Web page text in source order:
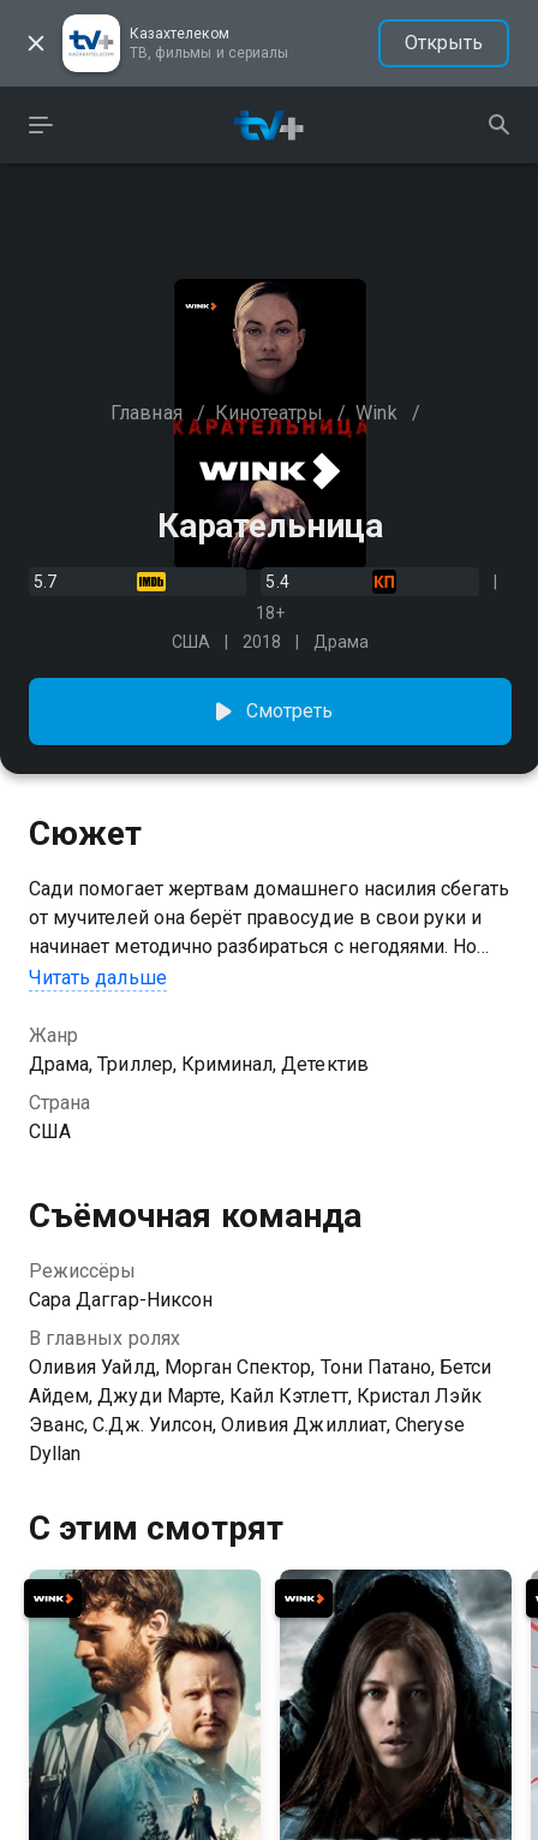
Казахтелеком
ТВ, фильмы и сериалы
Открыть
Главная / Кинотеатры / Wink /
Карательница
5.7
5.4
18+
США
2018 Драма
Смотреть
Сюжет
Сади помогает жертвам домашнего насилия сбегать
от мучителей она берёт правосудие в свои руки и
начинает методично разбираться с негодяями. Но
работа карательницы не так проста, а старые шрамы
Читать дальше
Жанр
Драма, Триллер, Криминал, Детектив
Страна
США
Съёмочная команда
Режиссёры
Сара Даггар-Никсон
В главных ролях
Оливия Уайлд, Морган Спектор, Тони Патано, Бетси
Айдем, Джуди Марте, Кайл Кэтлетт, Кристал Лэйк
Эванс, С.Дж. Уилсон, Оливия Джиллиат, Cheryse
Dyllan
С этим смотрят